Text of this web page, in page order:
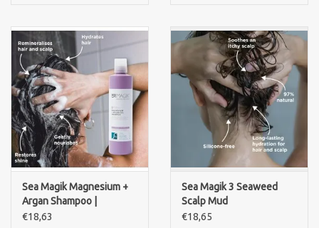
Sea Magik Magnesium +
Argan Shampoo |
Sulfaatvrije Shampoo
€18,63
Sea Magik 3 Seaweed
Scalp Mud
€18,65